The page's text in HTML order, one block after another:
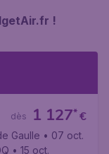
!
€
1 127*
dès
Gaulle • 07 oct.
• 15 oct.